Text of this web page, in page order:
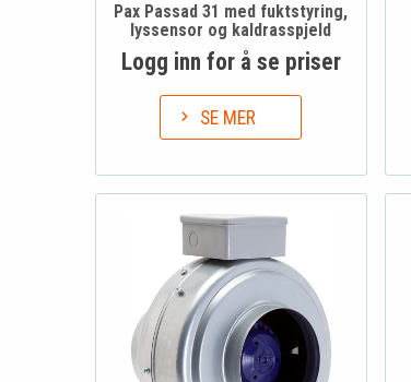
Pax Passad 31 med fuktstyring,
lyssensor og kaldrasspjeld
Logg inn for å se priser
SE MER